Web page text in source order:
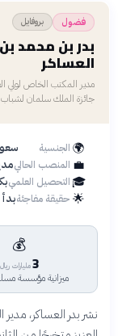
فضول بروفايل
بدر بن محمد
العساكر
مدير المكتب الخاص لولي
جائزة الملك سلمان لشباب
🌍 الجنسية
💼 المنصب الحالي
🎓التحصيل العلمي
🌟 حقيقة مفاجئة
💰
3مليارات ريال
ميزانية مؤسسة
نشر بدر العساكر،